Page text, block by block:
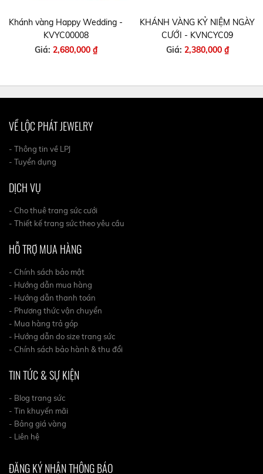
Khánh vàng Happy Wedding -
KVYC00008
Giá: 2,680,000 ₫
KHÁNH VÀNG KỶ NIỆM NGÀY
CƯỚI - KVNCYC09
Giá: 2,380,000 ₫
VỀ LỘC PHÁT JEWELRY
- Thông tin về LPJ
- Tuyển dụng
DỊCH VỤ
- Cho thuê trang sức cưới
- Thiết kế trang sức theo yêu cầu
HỖ TRỢ MUA HÀNG
- Chính sách bảo mật
- Hướng dẫn mua hàng
- Hướng dẫn thanh toán
- Phương thức vận chuyển
- Mua hàng trả góp
- Hướng dẫn do size trang sức
- Chính sách bảo hành & thu đổi
TIN TỨC & SỰ KIỆN
- Blog trang sức
- Tin khuyến mãi
- Bảng giá vàng
- Liên hệ
ĐĂNG KÝ NHẬN THÔNG BÁO